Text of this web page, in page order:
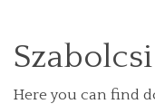
Here you can find